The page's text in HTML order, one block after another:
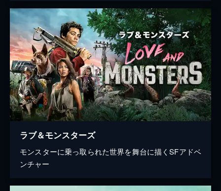
ラブ＆モンスターズ
モンスターに乗っ取られた世界を舞台に描くSFアドベ
ンチャー